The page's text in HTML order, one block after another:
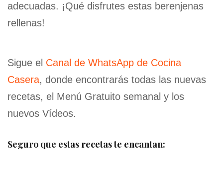
adecuadas. ¡Qué disfrutes estas berenjenas
rellenas!
Sigue el Canal de WhatsApp de Cocina
Casera, donde encontrarás todas las nuevas
recetas, el Menú Gratuito semanal y los
nuevos Vídeos.
Seguro que estas recetas te encantan: